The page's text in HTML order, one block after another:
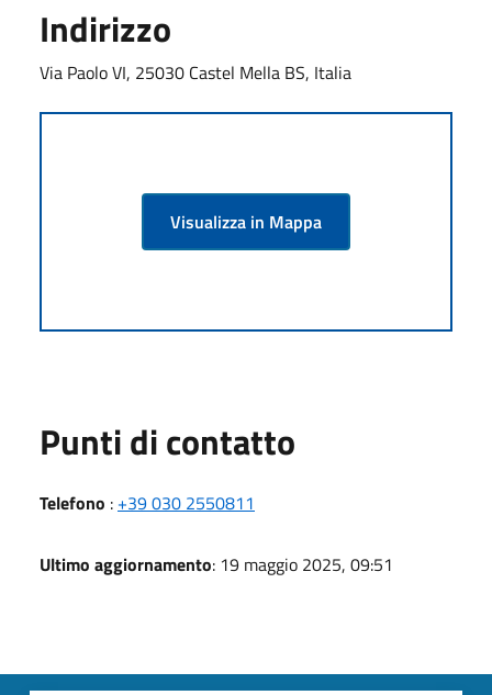
Indirizzo
Via Paolo VI, 25030 Castel Mella BS, Italia
Visualizza in Mappa
Punti di contatto
Telefono : +39 030 2550811
Ultimo aggiornamento: 19 maggio 2025, 09:51